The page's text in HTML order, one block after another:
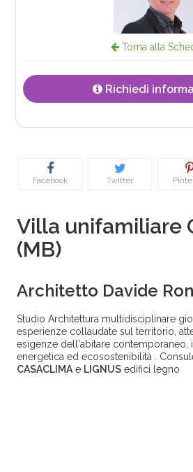
Torna alla
Richiedi
Facebook Twitter
Villa unifamiliare
(MB)
Architetto Davide
Studio Architettura multidisciplinare
esperienze collaudate sul territorio,
esigenze dell'abitare contemporaneo,
energetica ed ecosostenibilità .
CASACLIMA e LIGNUS edifici legno